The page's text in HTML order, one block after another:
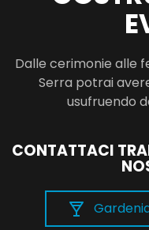
Dalle cerimonie alle
Serra potrai
usufruendo
CONTATTACI